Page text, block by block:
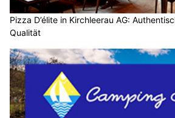
Pizza D’élite in Kirchleerau AG:
Qualität